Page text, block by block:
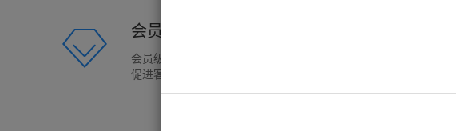
会员管理、积分奖励、客情维护，高效管理客户
会员级别、会员积分、会员特价等会员体系，有效分类管理客户，
促进客户持续消费